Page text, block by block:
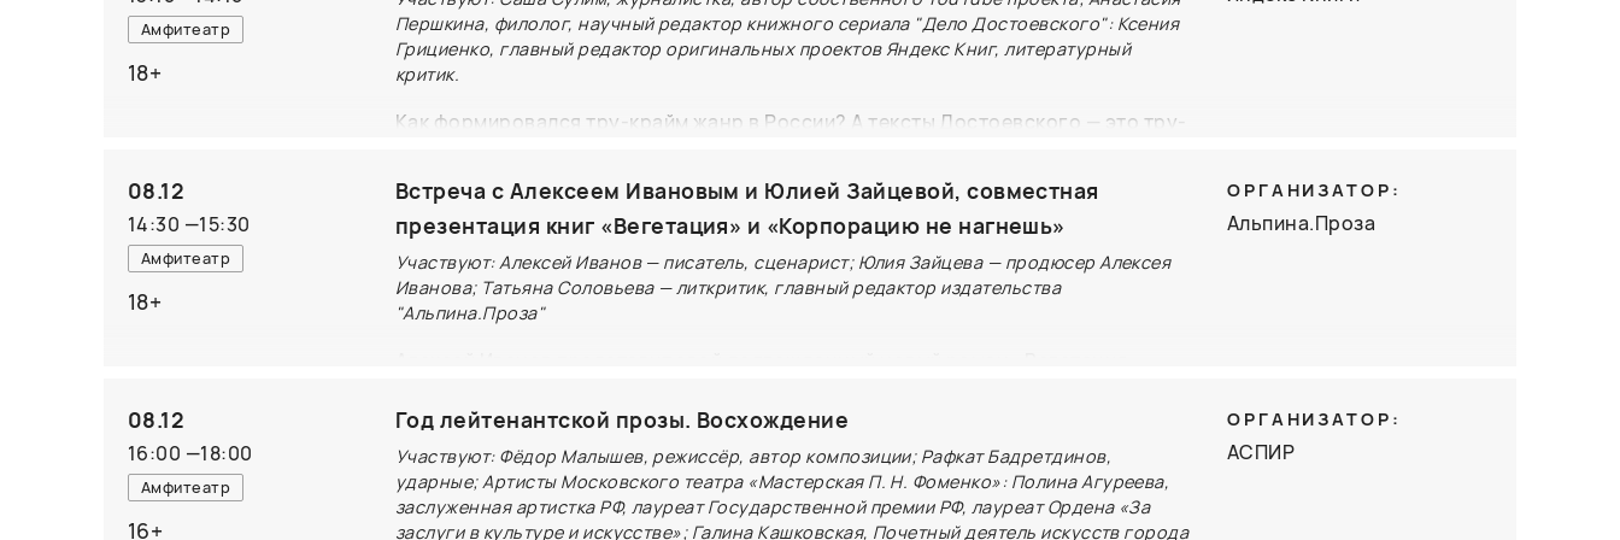
Амфитеатр
18+
Першкина, филолог, научный редактор книжного сериала "Дело Достоевского": Ксения
Грициенко, главный редактор оригинальных проектов Яндекс Книг, литературный
критик.
Как формировался тру-крайм жанр в России? А тексты Достоевского — это тру-
говорят о громких расследованиях XIX века — тогда тоже все любили истории
про маньяков? Саша Сулим, Ксения Грициенко и Анастасия Першкина разберут
исторический контекст и культурные изменения, которые способствовали
появлению и развитию тру-крайма, и обсудят, как литература и медиа влияют на
восприятие криминальных историй в обществе
08.12
14:30 —15:30
Амфитеатр
18+
Встреча с Алексеем Ивановым и Юлией Зайцевой, совместная
презентация книг «Вегетация» и «Корпорацию не нагнешь»
Участвуют: Алексей Иванов — писатель, сценарист; Юлия Зайцева — продюсер Алексея
Иванова; Татьяна Соловьева — литкритик, главный редактор издательства
"Альпина.Проза"
не нагнешь» (МИФ).
Будет интересно не только тем, кто следит за творчеством Алексея Иванова и
давно ждет его художественную книгу: Юлия Зайцева расскажет о закулисье
ОРГАНИЗАТОР:
Альпина.Проза
08.12
16:00 —18:00
Амфитеатр
16+
Год лейтенантской прозы. Восхождение
Участвуют: Фёдор Малышев, режиссёр, автор композиции; Рафкат Бадретдинов,
ударные; Артисты Московского театра «Мастерская П. Н. Фоменко»: Полина Агуреева,
заслуженная артистка РФ, лауреат Государственной премии РФ, лауреат Ордена «За
заслуги в культуре и искусстве»; Галина Кашковская, Почетный деятель искусств города
ОРГАНИЗАТОР:
АСПИР